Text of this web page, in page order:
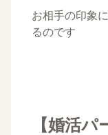
お相手の印象
るのです
【婚活